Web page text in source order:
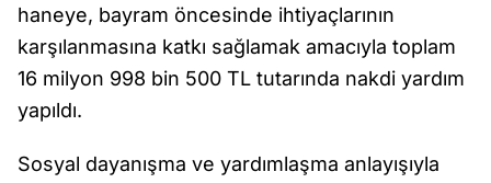
haneye, bayram öncesinde ihtiyaçlarının
karşılanmasına katkı sağlamak amacıyla toplam
16 milyon 998 bin 500 TL tutarında nakdi yardım
yapıldı.
Sosyal dayanışma ve yardımlaşma anlayışıyla